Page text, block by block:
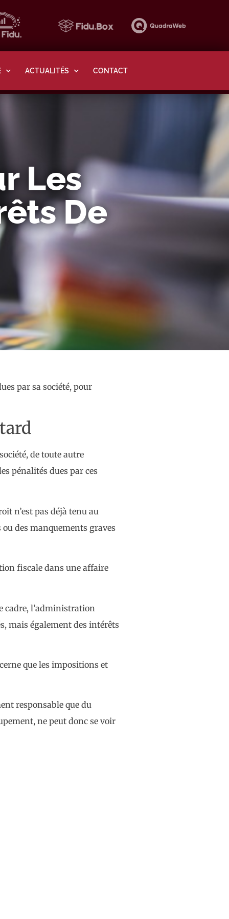
ACTUALITÉS CONTACT
Les
De
par sa société, pour
de toute autre
pénalités dues par ces
n’est pas déjà tenu au
des manquements graves
fiscale dans une affaire
cadre, l’administration
mais également des intérêts
que les impositions et
responsable que du
ne peut donc se voir